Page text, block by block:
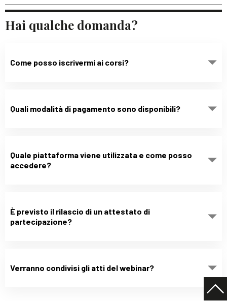
Hai qualche domanda?
Come posso iscrivermi ai corsi?
Quali modalità di pagamento sono disponibili?
Quale piattaforma viene utilizzata e come posso
accedere?
È previsto il rilascio di un attestato di
partecipazione?
Verranno condivisi gli atti del webinar?